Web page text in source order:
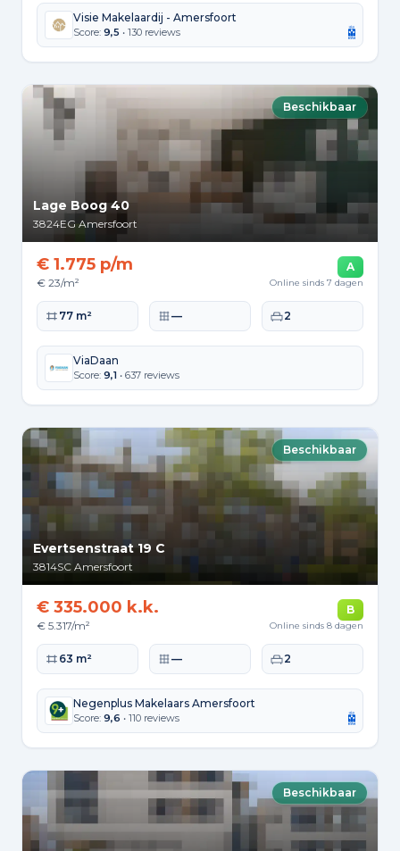
Visie Makelaardij - Amersfoort
Score: 9,5 • 130 reviews
Beschikbaar
Lage Boog 40
3824EG Amersfoort
€ 1.775 p/m
€ 23/m²
A
Online sinds 7 dagen
Woonoppervlakte
77 m² Perceeloppervlakte
— Slaapkamers
2
ViaDaan
Score: 9,1 • 637 reviews
Beschikbaar
Evertsenstraat 19 C
3814SC Amersfoort
€ 335.000 k.k.
€ 5.317/m²
B
Online sinds 8 dagen
Woonoppervlakte
63 m² Perceeloppervlakte
— Slaapkamers
2
Negenplus Makelaars Amersfoort
Score: 9,6 • 110 reviews
Beschikbaar